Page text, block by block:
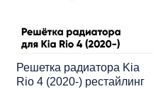
Решетка радиатора Kia
Rio 4 (2020-) рестайлинг